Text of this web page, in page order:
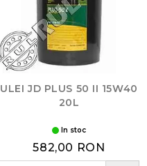
ULEI JD PLUS 50 II 15W40
20L
In stoc
582,00 RON